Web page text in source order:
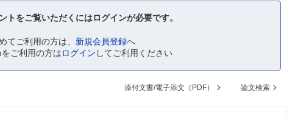
トをご覧いただくにはログインが必要です。
てご利用の方は、 新規会員登録へ
ご利用の方はログイン してご利用ください
添付文書/電子添文（PDF） 論文検索